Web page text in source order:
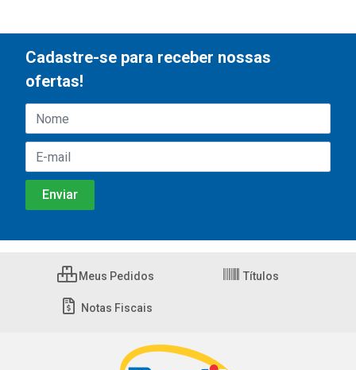
Cadastre-se para receber nossas
ofertas!
Meus Pedidos Títulos
Notas Fiscais